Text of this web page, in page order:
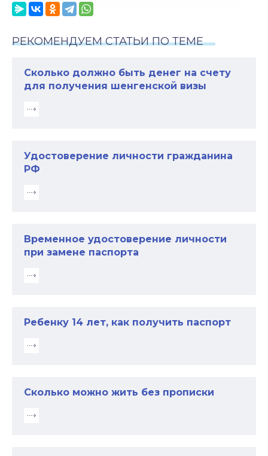
РЕКОМЕНДУЕМ СТАТЬИ ПО ТЕМЕ
Cколько должно быть денег на счету
для получения шенгенской визы
Удостоверение личности гражданина
РФ
Временное удостоверение личности
при замене паспорта
Ребенку 14 лет, как получить паспорт
Сколько можно жить без прописки